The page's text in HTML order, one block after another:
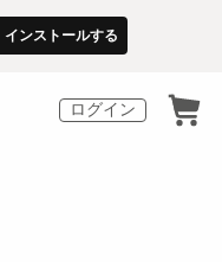
インストールする
ログイン